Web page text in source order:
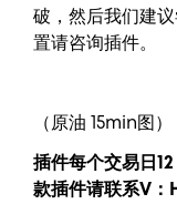
破，然后我们建
置请咨询插件。
（原油 15min图）
插件每个交易日
款插件请联系V：